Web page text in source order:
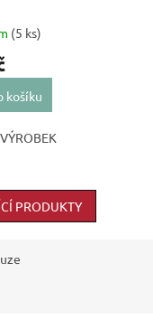
(5 ks)
košíku
PRODUKTY